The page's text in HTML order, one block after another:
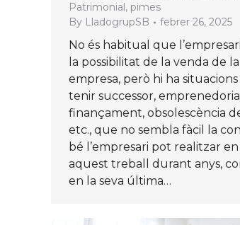
Patrimonial, pimes
By LladogrupSB febrer 26, 2025
No és habitual que
la possibilitat de la venda de la
empresa, però hi ha situacions
tenir successor,
finançament, obsolescència
etc., que no sembla fàcil la
bé l’empresari pot realitzar
aquest treball durant anys,
en la seva última…